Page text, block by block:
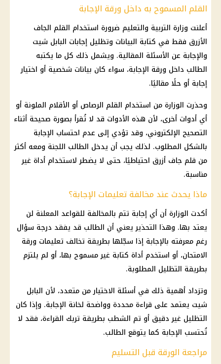
القلم المسموح به داخل ورقة الإجابة
أعلنت وزارة التربية والتعليم ضرورة استخدام القلم الجاف
الأزرق فقط في كتابة البيانات وتظليل إجابات البابل شيت
والإجابة عن الأسئلة المقالية. ويشمل ذلك كل ما يكتبه
الطالب داخل ورقة الإجابة، سواء كان بيانات شخصية أو اختيار
إجابة أو حلًا مقاليًا.
وحذرت الوزارة من استخدام القلم الرصاص أو الأقلام الملونة أو
أي أدوات أخرى، لأن هذه الأدوات قد لا تُقرأ بصورة صحيحة أثناء
التصحيح الإلكتروني، وقد تؤدي إلى عدم احتساب الإجابة
بالشكل المطلوب. لذلك يجب أن يدخل الطالب اللجنة ومعه أكثر
من قلم جاف أزرق احتياطيًا، حتى لا يضطر لاستخدام أداة غير
مناسبة.
ماذا يحدث عند مخالفة تعليمات الإجابة؟
أكدت الوزارة أن أي إجابة تتم بالمخالفة للقواعد المعلنة لن
يعتد بها. وهذا التحذير يعني أن الطالب قد يفقد درجة سؤال
رغم معرفته بالإجابة إذا سجّلها بطريقة تخالف تعليمات ورقة
الامتحان، أو استخدم أداة كتابة غير مسموح بها، أو لم يلتزم
بطريقة التظليل المطلوبة.
وتزداد أهمية ذلك في أسئلة الاختيار من متعدد، لأن البابل
شيت يعتمد على قراءة محددة وواضحة لخانة الإجابة. وإذا كان
التظليل غير دقيق أو تم الشطب بطريقة تربك القراءة، فقد لا
تُحتسب الإجابة كما يتوقع الطالب.
مراجعة الورقة قبل التسليم